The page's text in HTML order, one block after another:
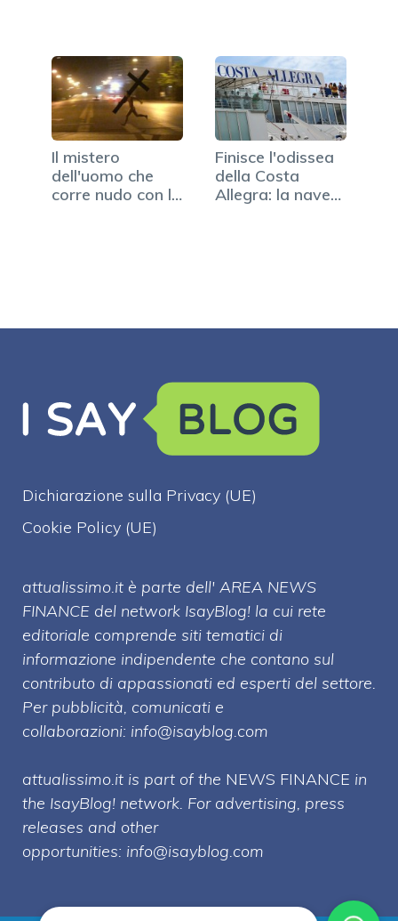
Il mistero
dell'uomo che
corre nudo con la
Finisce l'odissea
della Costa
Allegra: la nave
Dichiarazione sulla Privacy (UE)
Cookie Policy (UE)
attualissimo.it è parte dell' AREA NEWS
FINANCE del network IsayBlog! la cui rete
editoriale comprende siti tematici di
informazione indipendente che contano sul
contributo di appassionati ed esperti del settore.
Per pubblicità, comunicati e
collaborazioni: info@isayblog.com
attualissimo.it is part of the NEWS FINANCE in
the IsayBlog! network. For advertising, press
releases and other
opportunities: info@isayblog.com